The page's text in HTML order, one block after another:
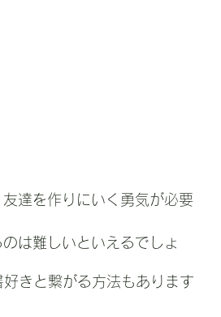
友達を作りにいく勇気が必要
は難しいといえるでしょ
きと繋がる方法もあります